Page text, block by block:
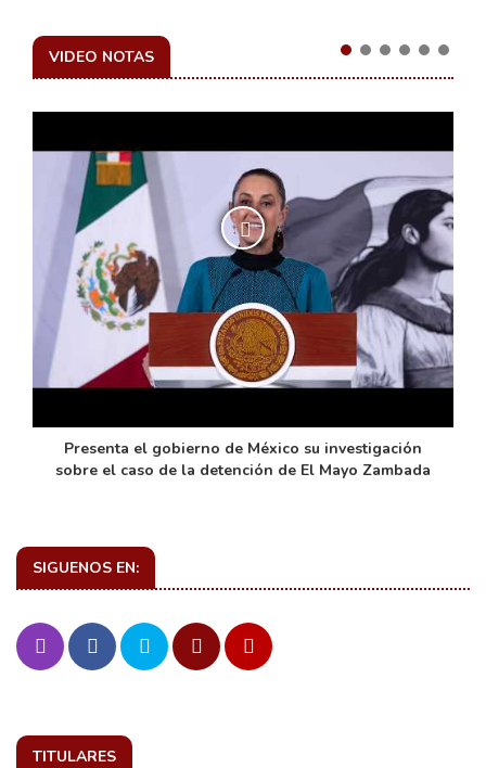
VIDEO NOTAS
Presenta el gobierno de México su investigación
sobre el caso de la detención de El Mayo Zambada
SIGUENOS EN:
TITULARES